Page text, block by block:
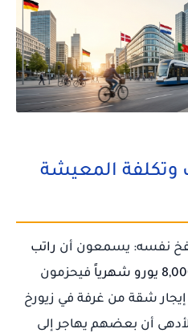
وتكلفة المعيشة
نفسه: يسمعون أن راتب
فيحزمون
شقة من غرفة في زيورخ
منها. والأدهى أن بعضهم يهاجر إلى